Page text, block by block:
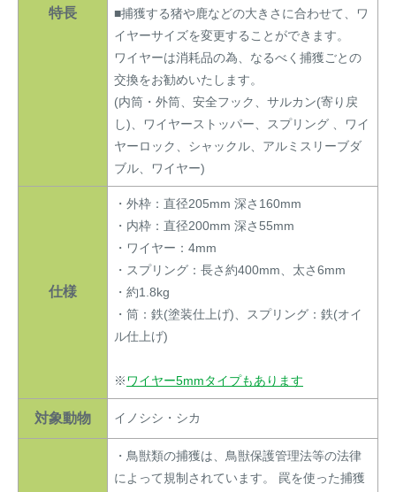
特長
■捕獲する猪や鹿などの大きさに合わせて、ワ
イヤーサイズを変更することができます。
ワイヤーは消耗品の為、なるべく捕獲ごとの
交換をお勧めいたします。
(内筒・外筒、安全フック、サルカン(寄り戻
し)、ワイヤーストッパー、スプリング 、ワイ
ヤーロック、シャックル、アルミスリーブダ
ブル、ワイヤー)
仕様
・外枠：直径205mm 深さ160mm
・内枠：直径200mm 深さ55mm
・ワイヤー：4mm
・スプリング：長さ約400mm、太さ6mm
・約1.8kg
・筒：鉄(塗装仕上げ)、スプリング：鉄(オイ
ル仕上げ)
※ワイヤー5mmタイプもあります
対象動物 イノシシ・シカ
・鳥獣類の捕獲は、鳥獣保護管理法等の法律
によって規制されています。 罠を使った捕獲